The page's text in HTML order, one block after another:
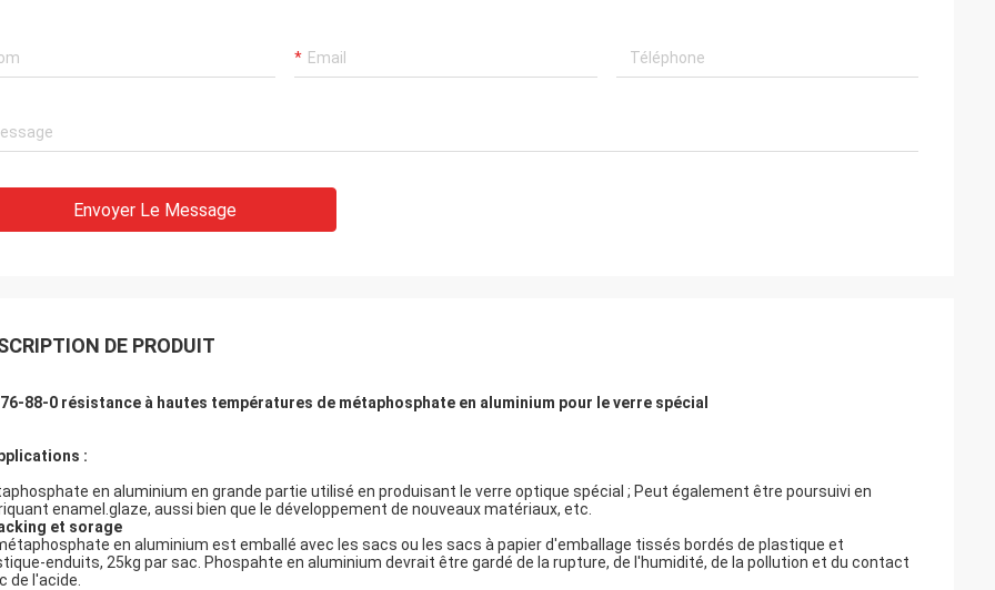
Envoyer Le Message
DE PRODUIT
88-0 résistance à hautes températures de métaphosphate en aluminium pour le verre spécial
:
en aluminium en grande partie utilisé en produisant le verre optique spécial ; Peut également être poursuivi en
enamel.glaze, aussi bien que le développement de nouveaux matériaux, etc.
et sorage
en aluminium est emballé avec les sacs ou les sacs à papier d'emballage tissés bordés de plastique et
enduits, 25kg par sac. Phospahte en aluminium devrait être gardé de la rupture, de l'humidité, de la pollution et du contact
de l'acide.